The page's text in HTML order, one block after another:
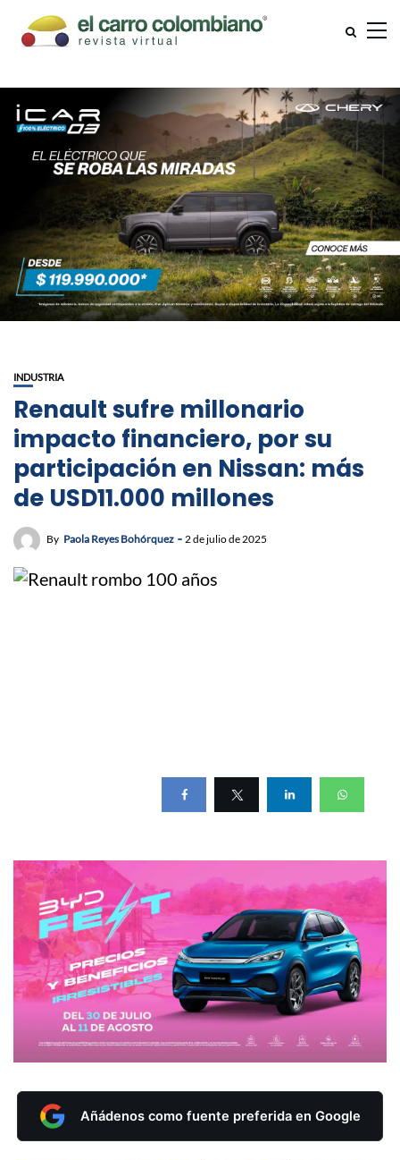
INDUSTRIA
Renault sufre millonario
impacto financiero, por su
participación en Nissan: más
de USD11.000 millones
By Paola Reyes Bohórquez 2 de julio de 2025
Añádenos como fuente preferida en Google